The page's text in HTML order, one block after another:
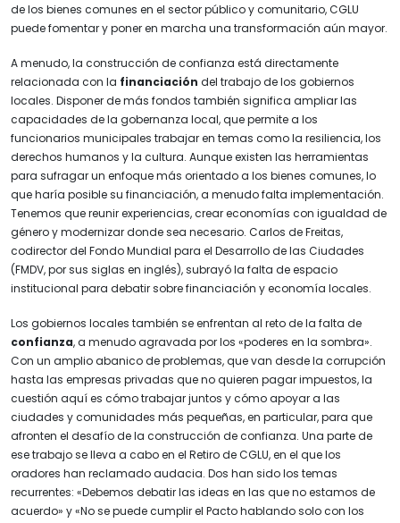
de los bienes comunes en el sector público y comunitario, CGLU
puede fomentar y poner en marcha una transformación aún mayor.
A menudo, la construcción de confianza está directamente
relacionada con la financiación del trabajo de los gobiernos
locales. Disponer de más fondos también significa ampliar las
capacidades de la gobernanza local, que permite a los
funcionarios municipales trabajar en temas como la resiliencia, los
derechos humanos y la cultura. Aunque existen las herramientas
para sufragar un enfoque más orientado a los bienes comunes, lo
que haría posible su financiación, a menudo falta implementación.
Tenemos que reunir experiencias, crear economías con igualdad de
género y modernizar donde sea necesario. Carlos de Freitas,
codirector del Fondo Mundial para el Desarrollo de las Ciudades
(FMDV, por sus siglas en inglés), subrayó la falta de espacio
institucional para debatir sobre financiación y economía locales.
Los gobiernos locales también se enfrentan al reto de la falta de
confianza, a menudo agravada por los «poderes en la sombra».
Con un amplio abanico de problemas, que van desde la corrupción
hasta las empresas privadas que no quieren pagar impuestos, la
cuestión aquí es cómo trabajar juntos y cómo apoyar a las
ciudades y comunidades más pequeñas, en particular, para que
afronten el desafío de la construcción de confianza. Una parte de
ese trabajo se lleva a cabo en el Retiro de CGLU, en el que los
oradores han reclamado audacia. Dos han sido los temas
recurrentes: «Debemos debatir las ideas en las que no estamos de
acuerdo» y «No se puede cumplir el Pacto hablando solo con los